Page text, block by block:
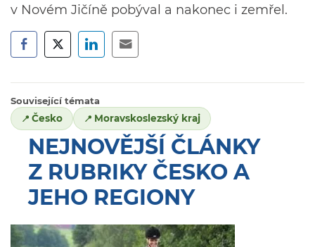
v Novém Jičíně pobýval a nakonec i zemřel.
Související témata
Česko
Moravskoslezský kraj
NEJNOVĚJŠÍ ČLÁNKY
Z RUBRIKY ČESKO A
JEHO REGIONY